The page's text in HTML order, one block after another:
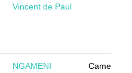
Vincent de Paul
NGAMENI
Cameroun